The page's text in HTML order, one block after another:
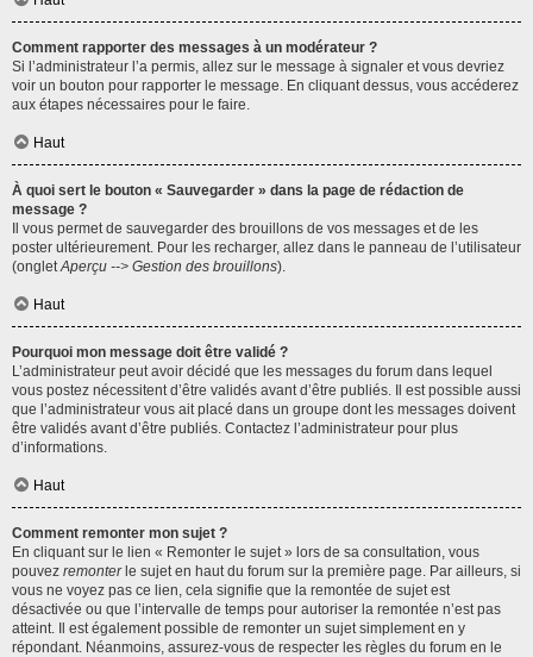
Comment rapporter des messages à un modérateur ?
Si l’administrateur l’a permis, allez sur le message à signaler et vous devriez
voir un bouton pour rapporter le message. En cliquant dessus, vous accéderez
aux étapes nécessaires pour le faire.
Haut
À quoi sert le bouton « Sauvegarder » dans la page de rédaction de
message ?
Il vous permet de sauvegarder des brouillons de vos messages et de les
poster ultérieurement. Pour les recharger, allez dans le panneau de l’utilisateur
(ongletAperçu --> Gestion des brouillons).
Haut
Pourquoi mon message doit être validé ?
L’administrateur peut avoir décidé que les messages du forum dans lequel
vous postez nécessitent d’être validés avant d’être publiés. Il est possible aussi
que l’administrateur vous ait placé dans un groupe dont les messages doivent
être validés avant d’être publiés. Contactez l’administrateur pour plus
d’informations.
Haut
Comment remonter mon sujet ?
En cliquant sur le lien « Remonter le sujet » lors de sa consultation, vous
pouvez remonterle sujet en haut du forum sur la première page. Par ailleurs, si
vous ne voyez pas ce lien, cela signifie que la remontée de sujet est
désactivée ou que l’intervalle de temps pour autoriser la remontée n’est pas
atteint. Il est également possible de remonter un sujet simplement en y
répondant. Néanmoins, assurez-vous de respecter les règles du forum en le